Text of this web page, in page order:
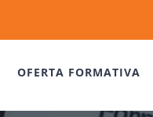
OFERTA FORMATIVA